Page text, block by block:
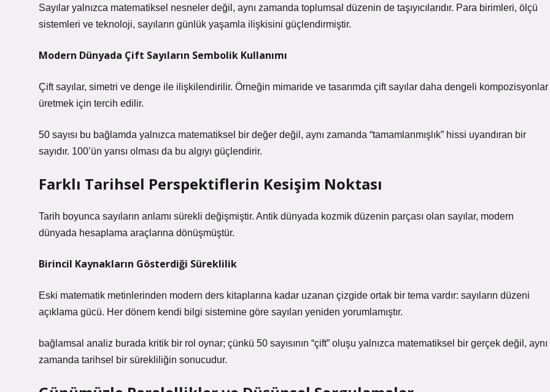
Sayılar yalnızca matematiksel nesneler değil, aynı zamanda toplumsal düzenin de taşıyıcılarıdır. Para birimleri, ölçü
sistemleri ve teknoloji, sayıların günlük yaşamla ilişkisini güçlendirmiştir.
Modern Dünyada Çift Sayıların Sembolik Kullanımı
Çift sayılar, simetri ve denge ile ilişkilendirilir. Örneğin mimaride ve tasarımda çift sayılar daha dengeli kompozisyonlar
üretmek için tercih edilir.
50 sayısı bu bağlamda yalnızca matematiksel bir değer değil, aynı zamanda “tamamlanmışlık” hissi uyandıran bir
sayıdır. 100’ün yarısı olması da bu algıyı güçlendirir.
Farklı Tarihsel Perspektiflerin Kesişim Noktası
Tarih boyunca sayıların anlamı sürekli değişmiştir. Antik dünyada kozmik düzenin parçası olan sayılar, modern
dünyada hesaplama araçlarına dönüşmüştür.
Birincil Kaynakların Gösterdiği Süreklilik
Eski matematik metinlerinden modern ders kitaplarına kadar uzanan çizgide ortak bir tema vardır: sayıların düzeni
açıklama gücü. Her dönem kendi bilgi sistemine göre sayıları yeniden yorumlamıştır.
bağlamsal analiz burada kritik bir rol oynar; çünkü 50 sayısının “çift” oluşu yalnızca matematiksel bir gerçek değil, aynı
zamanda tarihsel bir sürekliliğin sonucudur.